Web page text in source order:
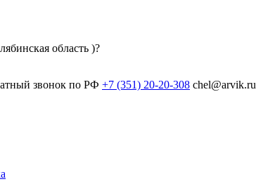
область )?
звонок по РФ +7 (351) 20-20-308 chel@arvik.ru